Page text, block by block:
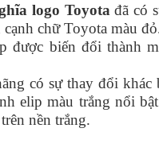
logo Toyota đã có
chữ Toyota màu
biến đổi thành
có sự thay đổi
elip màu trắng nổi
nền trắng.